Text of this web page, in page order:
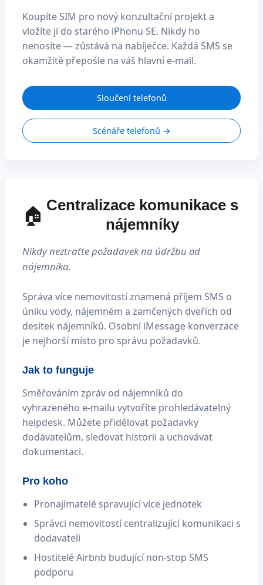
Koupíte SIM pro nový konzultační projekt a
vložíte ji do starého iPhonu SE. Nikdy ho
nenosíte — zůstává na nabíječce. Každá SMS se
okamžitě přepošle na váš hlavní e-mail.
Sloučení telefonů
Scénáře telefonů →
🏠 Centralizace komunikace s
nájemníky
Nikdy neztraťte požadavek na údržbu od
nájemníka.
Správa více nemovitostí znamená příjem SMS o
úniku vody, nájemném a zamčených dveřích od
desítek nájemníků. Osobní iMessage konverzace
je nejhorší místo pro správu požadavků.
Jak to funguje
Směřováním zpráv od nájemníků do
vyhrazeného e-mailu vytvoříte prohledávatelný
helpdesk. Můžete přidělovat požadavky
dodavatelům, sledovat historii a uchovávat
dokumentaci.
Pro koho
Pronajímatelé spravující více jednotek
Správci nemovitostí centralizující komunikaci s
dodavateli
Hostitelé Airbnb budující non-stop SMS
podporu